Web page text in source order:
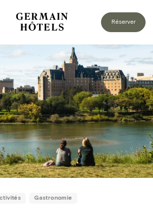
Réserver
Gastronomie